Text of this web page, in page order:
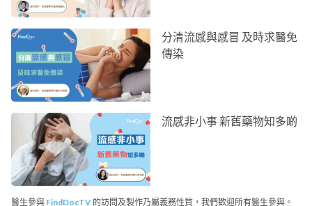
分清流感與感冒 及時求醫免
傳染
流感非小事 新舊藥物知多啲
醫生參與 FindDocTV 的訪問及製作乃屬義務性質，我們歡迎所有醫生參與。